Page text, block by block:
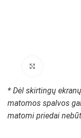
* Dėl skirtingų
matomos spalvos
matomi priedai